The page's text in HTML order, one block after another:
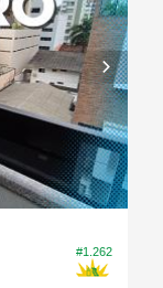
#1.262